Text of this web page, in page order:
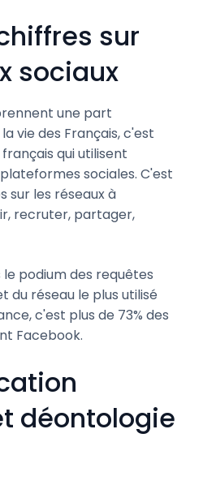
sur
sociaux
une part
vie des Français, c'est
qui utilisent
sociales. C'est
sur les réseaux à
recruter, partager,
podium des requêtes
du réseau le plus utilisé
c'est plus de 73% des
Facebook.
déontologie